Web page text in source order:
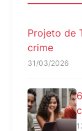
Projeto de
crime
31/03/2026